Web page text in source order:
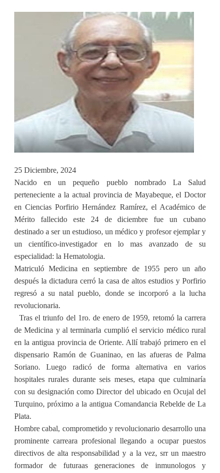
25 Diciembre, 2024
Nacido en un pequeño pueblo nombrado La Salud
perteneciente a la actual provincia de Mayabeque, el Doctor
en Ciencias Porfirio Hernández Ramírez, el Académico de
Mérito fallecido este 24 de diciembre fue un cubano
destinado a ser un estudioso, un médico y profesor ejemplar y
un científico-investigador en lo mas avanzado de su
especialidad: la Hematologia.
Matriculó Medicina en septiembre de 1955 pero un año
después la dictadura cerró la casa de altos estudios y Porfirio
regresó a su natal pueblo, donde se incorporó a la lucha
revolucionaria.
Tras el triunfo del 1ro. de enero de 1959, retomó la carrera
de Medicina y al terminarla cumplió el servicio médico rural
en la antigua provincia de Oriente. Allí trabajó primero en el
dispensario Ramón de Guaninao, en las afueras de Palma
Soriano. Luego radicó de forma alternativa en varios
hospitales rurales durante seis meses, etapa que culminaría
con su designación como Director del ubicado en Ocujal del
Turquino, próximo a la antigua Comandancia Rebelde de La
Plata.
Hombre cabal, comprometido y revolucionario desarrollo una
prominente carreara profesional llegando a ocupar puestos
directivos de alta responsabilidad y a la vez, srr un maestro
formador de futuraas generaciones de inmunologos y